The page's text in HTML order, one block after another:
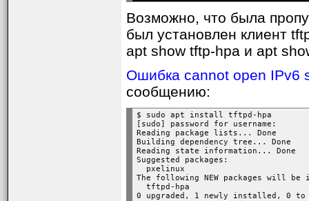
Возможно, что была
был установлен клиент
apt show tftp-hpa и apt
Ошибка cannot open IPv6
сообщению:
$ sudo apt install tftpd-hpa
[sudo] password for username:
Reading package lists... Done
Building dependency tree... Done
Reading state information... Done
Suggested packages:
  pxelinux
The following NEW packages will
  tftpd-hpa
0 upgraded, 1 newly installed, 0 to
get remotename
get file1 file2 ... fileN
Получит (скачает
Источник может быть в
был уже указан, либо
имя файла. Если
использоваться как
mode transfer-mode
Установит режим
используется ascii.